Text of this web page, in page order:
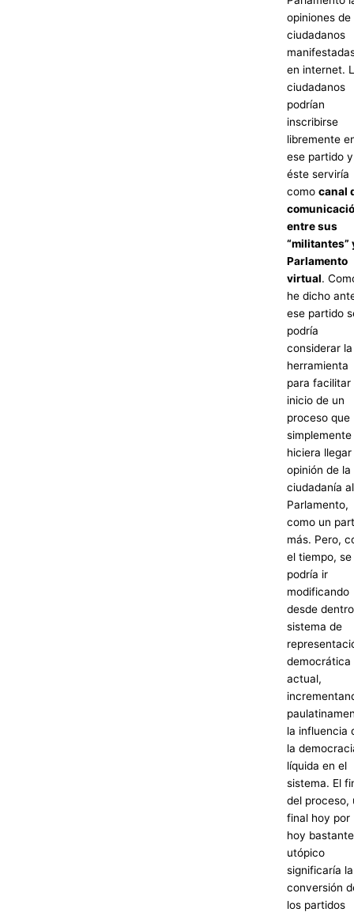
opiniones de
ciudadanos
en internet.
ciudadanos
podrían
inscribirse
libremente
ese partido y
éste serviría
como canal
entre sus
“militantes”
Parlamento
virtual.
he dicho
ese partido
podría
considerar la
herramienta
para facilitar
inicio de un
proceso que
simplemente
hiciera llegar
opinión de la
ciudadanía al
Parlamento,
como un
más. Pero,
el tiempo, se
podría ir
modificando
desde
sistema de
democrática
actual,
la influencia
la
líquida en el
sistema. El
del proceso,
final hoy por
hoy bastante
utópico
significaría la
conversión
los partidos